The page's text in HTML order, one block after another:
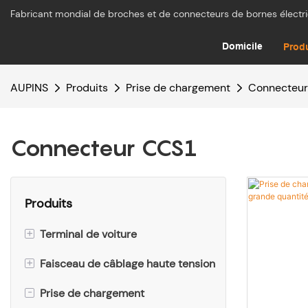
Fabricant mondial de broches et de connecteurs de bornes
Domicile
AUPINS Produits Prise de chargement
Connecteur CCS1
Produits
+ Terminal de voiture
Broche de connecteur en laiton
+ Faisceau de câblage haute tension
Câble de prise secteur (prise
- Prise de chargement